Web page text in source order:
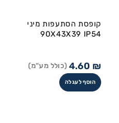
קופסת הסתעפות מיני
90X43X39 IP54
4.60 ₪ (כולל מע"מ)
הוסף לעגלה